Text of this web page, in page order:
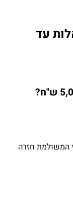
עד
המשולמת חזרה